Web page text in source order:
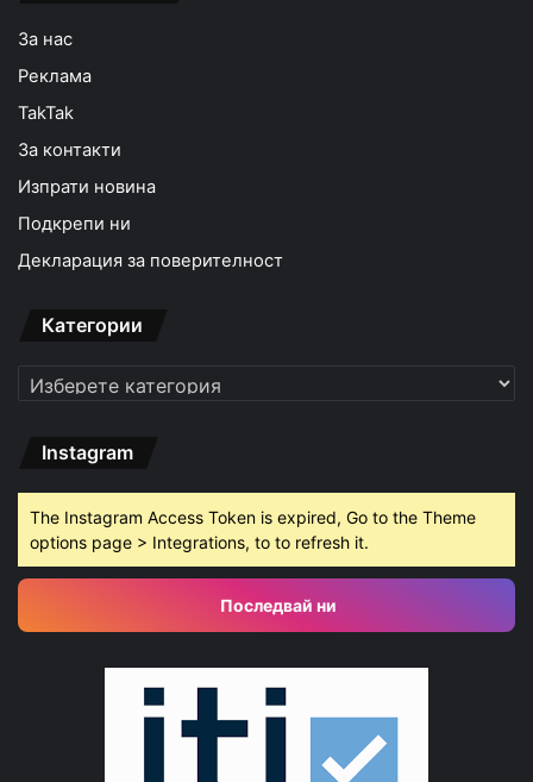
За нас
Реклама
TakTak
За контакти
Изпрати новина
Подкрепи ни
Декларация за поверителност
Категории
Категории
Instagram
The Instagram Access Token is expired, Go to the Theme
options page > Integrations, to to refresh it.
Последвай ни